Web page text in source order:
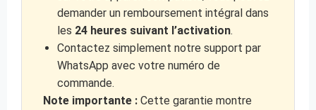
demander un remboursement intégral dans
les 24 heures suivant l’activation.
Contactez simplement notre support par
WhatsApp avec votre numéro de
commande.
Note importante : Cette garantie montre